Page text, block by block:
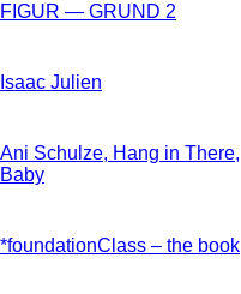
FIGUR — GRUND 2
Isaac Julien
Ani Schulze, Hang in There,
Baby
*foundationClass – the book